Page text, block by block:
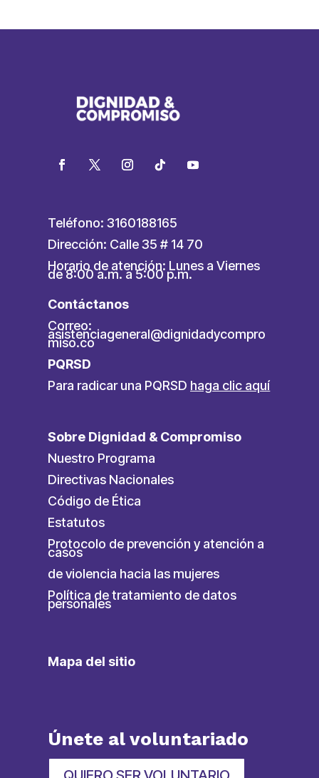
Teléfono: 3160188165
Dirección: Calle 35 # 14 70
Horario de atención: Lunes a Viernes
de 8:00 a.m. a 5:00 p.m.
Contáctanos
Correo:
asistenciageneral@dignidadycompro
miso.co
PQRSD
Para radicar una PQRSD haga clic aquí
Sobre Dignidad & Compromiso
Nuestro Programa
Directivas Nacionales
Código de Ética
Estatutos
Protocolo de prevención y atención a
casos
de violencia hacia las mujeres
Política de tratamiento de datos
personales
Mapa del sitio
Únete al voluntariado